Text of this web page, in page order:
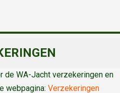
de WA-Jacht verzekeringen en
webpagina: Verzekeringen